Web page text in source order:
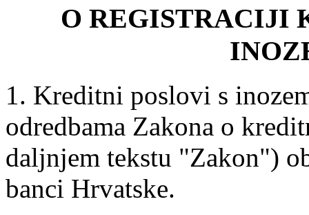
O REGISTRACIJI
1. Kreditni poslovi s
odredbama Zakona o
daljnjem tekstu "Zakon")
banci Hrvatske.